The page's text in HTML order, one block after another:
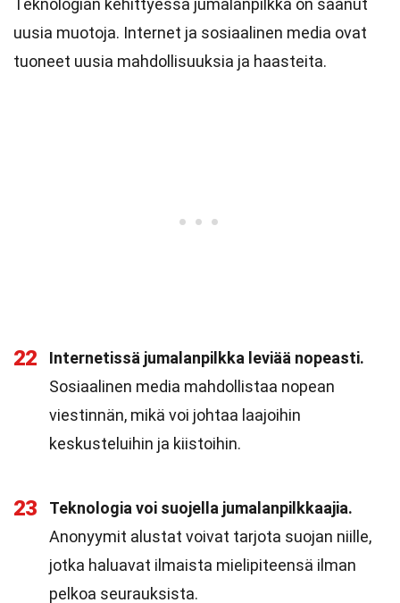
Teknologian kehittyessä jumalanpilkka on saanut
uusia muotoja. Internet ja sosiaalinen media ovat
tuoneet uusia mahdollisuuksia ja haasteita.
22
Internetissä jumalanpilkka leviää nopeasti.
Sosiaalinen media mahdollistaa nopean
viestinnän, mikä voi johtaa laajoihin
keskusteluihin ja kiistoihin.
23
Teknologia voi suojella jumalanpilkkaajia.
Anonyymit alustat voivat tarjota suojan niille,
jotka haluavat ilmaista mielipiteensä ilman
pelkoa seurauksista.